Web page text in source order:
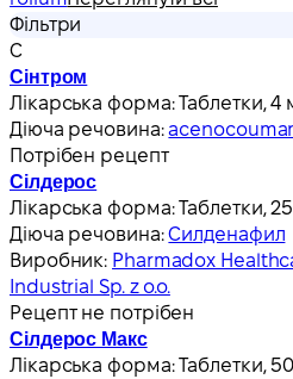
Фільтри
С
Сінтром
Лікарська форма:Таблетки, 4
Діюча речовина:
Потрібен рецепт
Сілдерос
Лікарська форма:Таблетки,
Діюча речовина:Силденафил
Виробник: Pharmadox
Industrial Sp. z o.o.
Рецепт не потрібен
Сілдерос Макс
Лікарська форма:Таблетки,